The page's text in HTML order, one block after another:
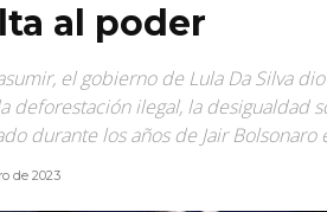
al poder
el gobierno de Lula Da Silva
deforestación ilegal, la desigualdad
durante los años de Jair Bolsonaro
de 2023